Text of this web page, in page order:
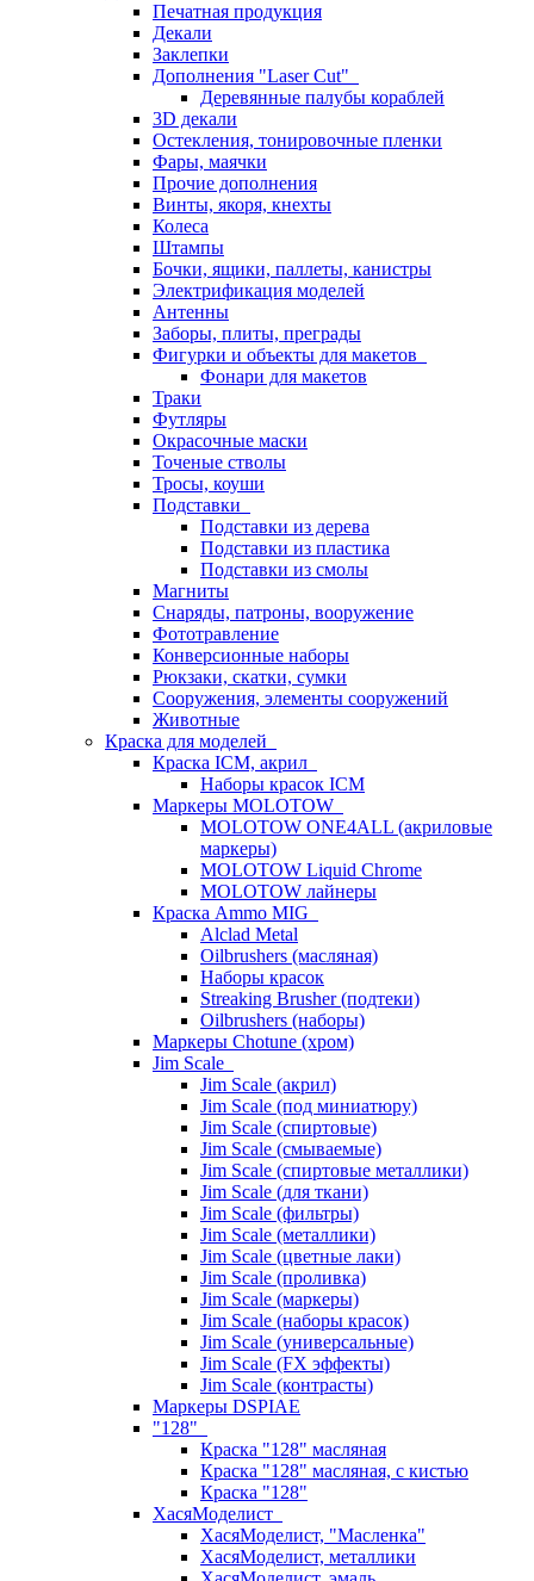
Печатная продукция
Декали
Заклепки
Дополнения "Laser Cut"
Деревянные палубы кораблей
3D декали
Остекления, тонировочные пленки
Фары, маячки
Прочие дополнения
Винты, якоря, кнехты
Колеса
Штампы
Бочки, ящики, паллеты, канистры
Электрификация моделей
Антенны
Заборы, плиты, преграды
Фигурки и объекты для макетов
Фонари для макетов
Траки
Футляры
Окрасочные маски
Точеные стволы
Тросы, коуши
Подставки
Подставки из дерева
Подставки из пластика
Подставки из смолы
Магниты
Снаряды, патроны, вооружение
Фототравление
Конверсионные наборы
Рюкзаки, скатки, сумки
Сооружения, элементы сооружений
Животные
Краска для моделей
Краска ICM, акрил
Наборы красок ICM
Маркеры MOLOTOW
MOLOTOW ONE4ALL (акриловые
маркеры)
MOLOTOW Liquid Chrome
MOLOTOW лайнеры
Краска Ammo MIG
Alclad Metal
Oilbrushers (масляная)
Наборы красок
Streaking Brusher (подтеки)
Oilbrushers (наборы)
Маркеры Chotune (хром)
Jim Scale
Jim Scale (акрил)
Jim Scale (под миниатюру)
Jim Scale (спиртовые)
Jim Scale (смываемые)
Jim Scale (спиртовые металлики)
Jim Scale (для ткани)
Jim Scale (фильтры)
Jim Scale (металлики)
Jim Scale (цветные лаки)
Jim Scale (проливка)
Jim Scale (маркеры)
Jim Scale (наборы красок)
Jim Scale (универсальные)
Jim Scale (FX эффекты)
Jim Scale (контрасты)
Маркеры DSPIAE
"128"
Краска "128" масляная
Краска "128" масляная, с кистью
Краска "128"
ХасяМоделист
ХасяМоделист, "Масленка"
ХасяМоделист, металлики